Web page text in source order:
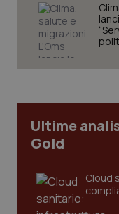
Ultime
Gold
Cloud
funzionare
Nome